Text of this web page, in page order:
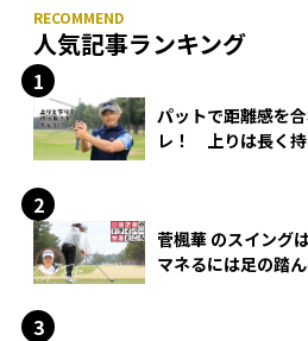
人気記事ランキング
パットで距離感を
レ！ 上りは長く持
菅楓華 のスイング
マネるには足の踏